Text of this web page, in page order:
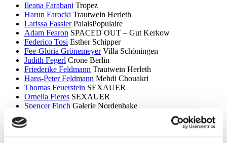
Ileana Farabani Tropez
Harun Farocki Trautwein Herleth
Larissa Fassler PalaisPopulaire
Adam Fearon SPACED OUT – Gut Kerkow
Federico Tosi Esther Schipper
Fee-Gloria Grönemeyer Villa Schöningen
Judith Fegerl Crone Berlin
Friederike Feldmann Trautwein Herleth
Hans-Peter Feldmann Mehdi Chouakri
Thomas Feuerstein SEXAUER
Ornella Fieres SEXAUER
Spencer Finch Galerie Nordenhake
Itchi Fleischer